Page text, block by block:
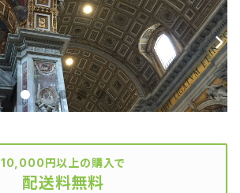
10,000円以上の購入で
配送料無料